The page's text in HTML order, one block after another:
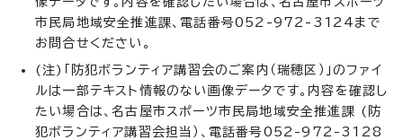
市民局地域安全推進課、電話番号052-972-3124まで
お問合せください。
(注)「防犯ボランティア講習会のご案内（瑞穂区）」のファイ
ルは一部テキスト情報のない画像データです。内容を確認し
たい場合は、名古屋市スポーツ市民局地域安全推進課 (防
犯ボランティア講習会担当）、電話番号052-972-3128